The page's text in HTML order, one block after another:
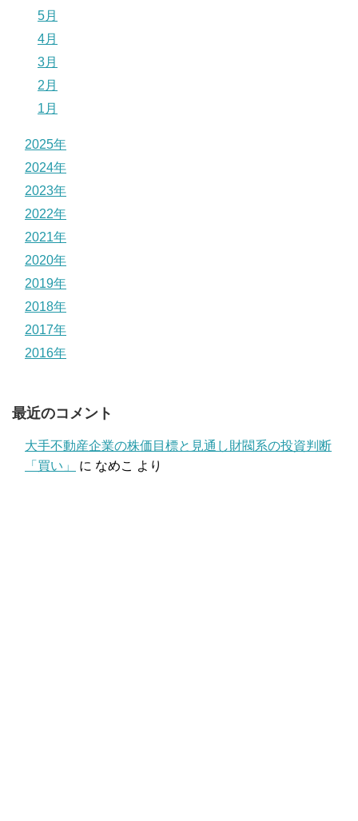
5月
4月
3月
2月
1月
2025年
2024年
2023年
2022年
2021年
2020年
2019年
2018年
2017年
2016年
最近のコメント
大手不動産企業の株価目標と見通し財閥系の投資判断
「買い」
に なめこ より